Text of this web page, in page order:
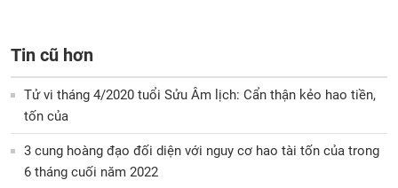
Tin cũ hơn
Tử vi tháng 4/2020 tuổi Sửu Âm lịch: Cẩn thận kẻo hao tiền,
tốn của
3 cung hoàng đạo đối diện với nguy cơ hao tài tốn của trong
6 tháng cuối năm 2022